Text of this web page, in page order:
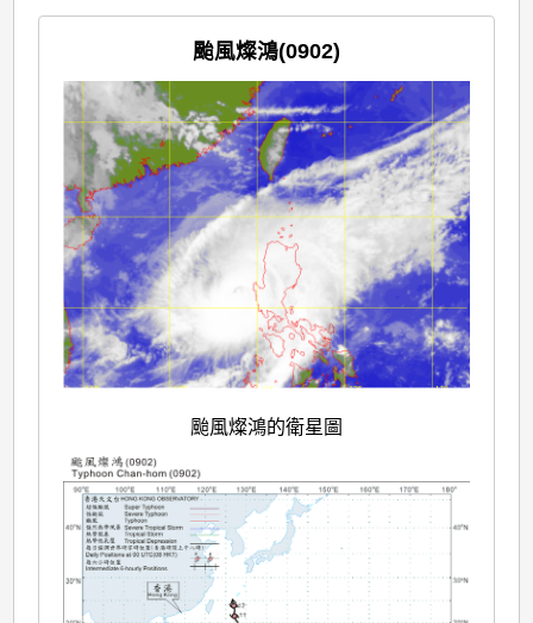
颱風燦鴻(0902)
颱風燦鴻的衛星圖